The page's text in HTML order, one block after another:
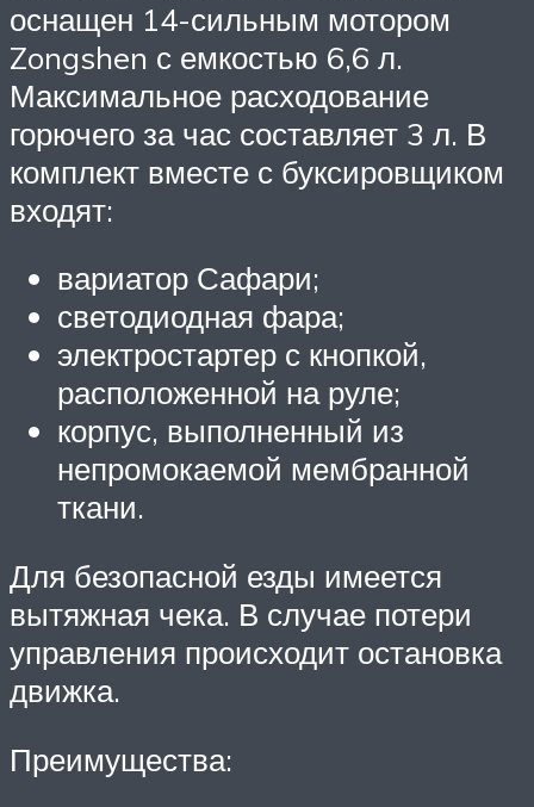
оснащен 14-сильным мотором
Zongshen с емкостью 6,6 л.
Максимальное расходование
горючего за час составляет 3 л. В
комплект вместе с буксировщиком
входят:
вариатор Сафари;
светодиодная фара;
электростартер с кнопкой,
расположенной на руле;
корпус, выполненный из
непромокаемой мембранной
ткани.
Для безопасной езды имеется
вытяжная чека. В случае потери
управления происходит остановка
движка.
Преимущества: